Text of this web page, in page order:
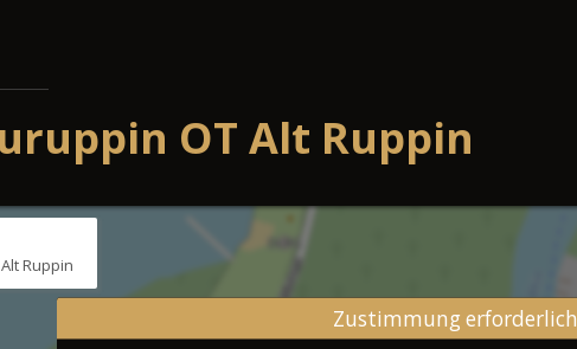
OT Alt Ruppin
Ruppin
Zustimmung erforderlich